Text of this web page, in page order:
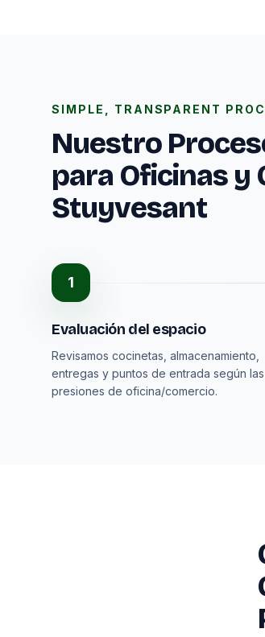
SIMPLE, TRANSPARENT
Nuestro
para Oficinas y
Stuyvesant
1
Evaluación del espacio
Revisamos cocinetas, almacenamiento,
entregas y puntos de entrada según las
presiones de oficina/comercio.